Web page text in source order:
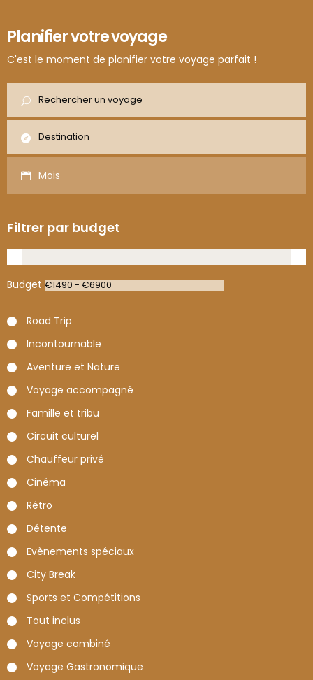
Incontournable
Rocheuses Canadiennes :
Banff & Jasper
Vancouver - Whistler - Jasper - Banff - Calgary
Planifier votre voyage
C'est le moment de planifier votre voyage parfait !
Mois
Filtrer par budget
Budget
Road Trip
Incontournable
Aventure et Nature
Voyage accompagné
Famille et tribu
Circuit culturel
Chauffeur privé
Cinéma
Rétro
Détente
Evènements spéciaux
City Break
Sports et Compétitions
Tout inclus
Voyage combiné
Voyage Gastronomique